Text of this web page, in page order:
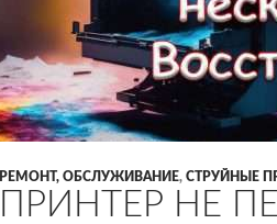
РЕМОНТ, ОБСЛУЖИВАНИЕ, СТРУЙНЫЕ
ПРИНТЕР НЕ